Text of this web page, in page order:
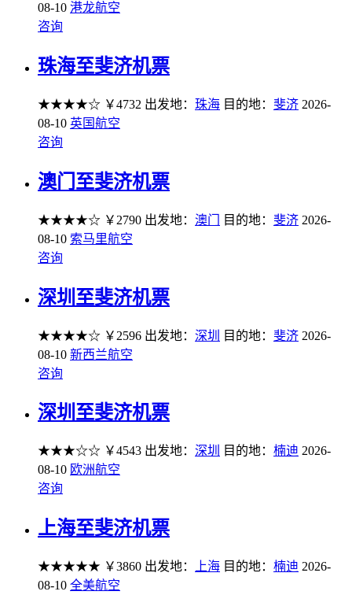
08-10 港龙航空
咨询
珠海至斐济机票
★★★★☆ ￥4732 出发地： 珠海 目的地： 斐济 2026-
08-10 英国航空
咨询
澳门至斐济机票
★★★★☆ ￥2790 出发地： 澳门 目的地： 斐济 2026-
08-10 索马里航空
咨询
深圳至斐济机票
★★★★☆ ￥2596 出发地： 深圳 目的地： 斐济 2026-
08-10 新西兰航空
咨询
深圳至斐济机票
★★★☆☆ ￥4543 出发地： 深圳 目的地： 楠迪 2026-
08-10 欧洲航空
咨询
上海至斐济机票
★★★★★ ￥3860 出发地： 上海 目的地： 楠迪 2026-
08-10 全美航空